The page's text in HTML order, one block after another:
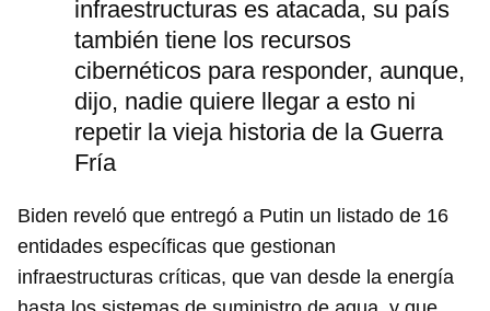
infraestructuras es atacada, su país
también tiene los recursos
cibernéticos para responder, aunque,
dijo, nadie quiere llegar a esto ni
repetir la vieja historia de la Guerra
Fría
Biden reveló que entregó a Putin un listado de 16
entidades específicas que gestionan
infraestructuras críticas, que van desde la energía